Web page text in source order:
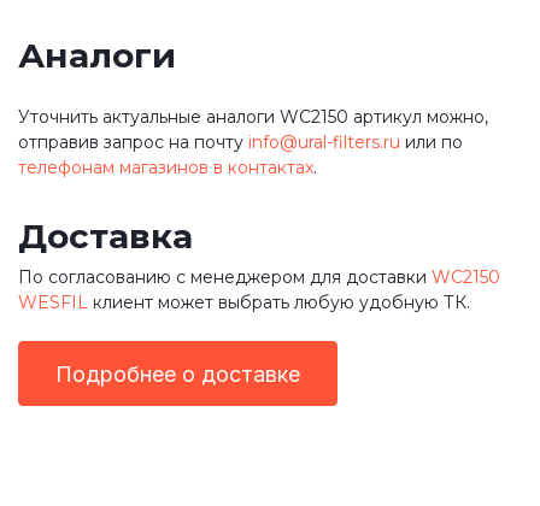
Аналоги
Уточнить актуальные аналоги WC2150 артикул можно,
отправив запрос на почту info@ural-filters.ru или по
телефонам магазинов в контактах.
Доставка
По согласованию с менеджером для доставки WC2150
WESFIL клиент может выбрать любую удобную ТК.
Подробнее о доставке